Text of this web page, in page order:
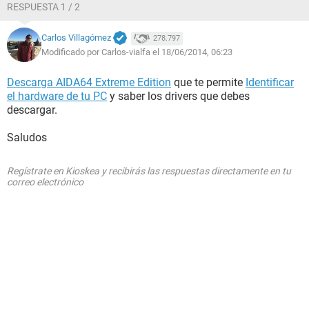
RESPUESTA 1 / 2
Carlos Villagómez 278.797
Modificado por Carlos-vialfa el 18/06/2014, 06:23
Descarga AIDA64 Extreme Edition que te permite Identificar
el hardware de tu PC y saber los drivers que debes
descargar.
Saludos
Regístrate en Kioskea y recibirás las respuestas directamente en tu
correo electrónico